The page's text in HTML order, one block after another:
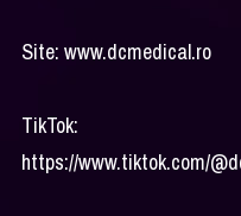
Site: www.dcmedical.ro
TikTok:
https://www.tiktok.com/